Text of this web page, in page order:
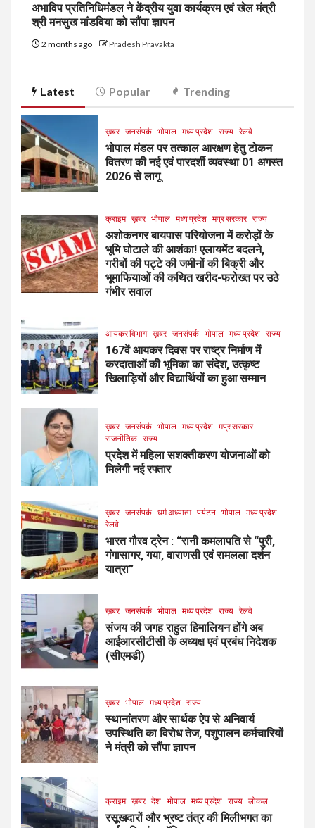
अभाविप प्रतिनिधिमंडल ने केंद्रीय युवा कार्यक्रम एवं खेल मंत्री
श्री मनसुख मांडविया को सौंपा ज्ञापन
2 months ago Pradesh Pravakta
Latest Popular Trending
ख़बर जनसंपर्क भोपाल मध्य प्रदेश राज्य रेलवे
भोपाल मंडल पर तत्काल आरक्षण हेतु टोकन
वितरण की नई एवं पारदर्शी व्यवस्था 01 अगस्त
2026 से लागू
क्राइम ख़बर भोपाल मध्य प्रदेश मप्र सरकार राज्य
अशोकनगर बायपास परियोजना में करोड़ों के
भूमि घोटाले की आशंका! एलायमेंट बदलने,
गरीबों की पट्टे की जमीनों की बिक्री और
भूमाफियाओं की कथित खरीद-फरोख्त पर उठे
गंभीर सवाल
आयकर विभाग ख़बर जनसंपर्क भोपाल मध्य प्रदेश राज्य
167वें आयकर दिवस पर राष्ट्र निर्माण में
करदाताओं की भूमिका का संदेश, उत्कृष्ट
खिलाड़ियों और विद्यार्थियों का हुआ सम्मान
ख़बर जनसंपर्क भोपाल मध्य प्रदेश मप्र सरकार
राजनीतिक राज्य
प्रदेश में महिला सशक्तीकरण योजनाओं को
मिलेगी नई रफ्तार
ख़बर जनसंपर्क धर्म अध्यात्म पर्यटन भोपाल मध्य प्रदेश
रेलवे
भारत गौरव ट्रेन : “रानी कमलापति से “पुरी,
गंगासागर, गया, वाराणसी एवं रामलला दर्शन
यात्रा”
ख़बर जनसंपर्क भोपाल मध्य प्रदेश राज्य रेलवे
संजय की जगह राहुल हिमालियन होंगे अब
आईआरसीटीसी के अध्यक्ष एवं प्रबंध निदेशक
(सीएमडी)
ख़बर भोपाल मध्य प्रदेश राज्य
स्थानांतरण और सार्थक ऐप से अनिवार्य
उपस्थिति का विरोध तेज, पशुपालन कर्मचारियों
ने मंत्री को सौंपा ज्ञापन
क्राइम ख़बर देश भोपाल मध्य प्रदेश राज्य लोकल
रसूखदारों और भ्रष्ट तंत्र की मिलीभगत का